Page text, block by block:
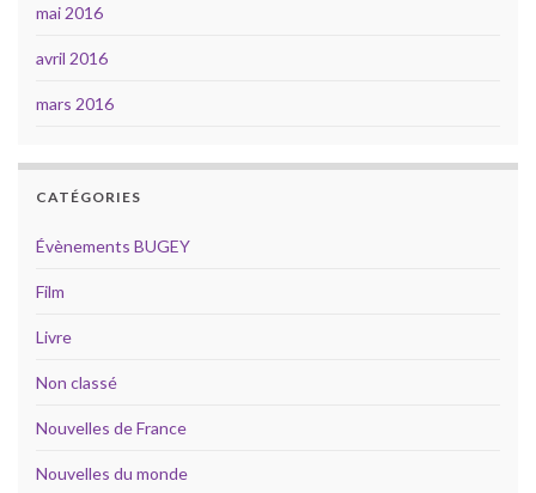
mai 2016
avril 2016
mars 2016
CATÉGORIES
Évènements BUGEY
Film
Livre
Non classé
Nouvelles de France
Nouvelles du monde